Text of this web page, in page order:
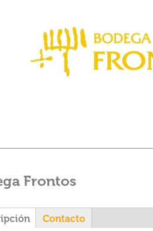
Frontos
(
Contacto